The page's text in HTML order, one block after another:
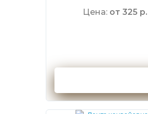
Цена: от 325 р.